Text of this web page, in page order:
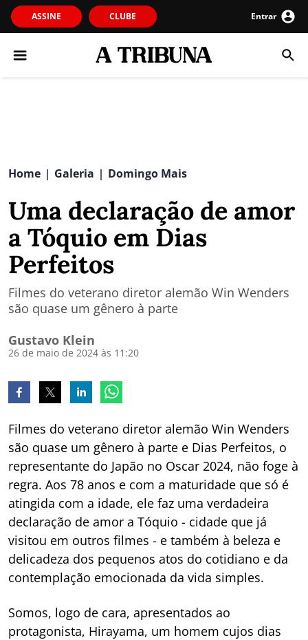
ASSINE CLUBE Entrar
Home | Galeria | Domingo Mais
Uma declaração de amor
a Tóquio em Dias
Perfeitos
Filmes do veterano diretor alemão Win Wenders
são quase um gênero à parte
Gustavo Klein
26 de maio de 2024 às 11:20
Filmes do veterano diretor alemão Win Wenders
são quase um gênero à parte e Dias Perfeitos, o
representante do Japão no Oscar 2024, não foge à
regra. Aos 78 anos e com a maturidade que só é
atingida com a idade, ele faz uma verdadeira
declaração de amor a Tóquio - cidade que já
visitou em outros filmes - e também à beleza e
delicadeza dos pequenos atos do cotidiano e da
contemplação emocionada da vida simples.
Somos, logo de cara, apresentados ao
protagonista, Hirayama, um homem cujos dias